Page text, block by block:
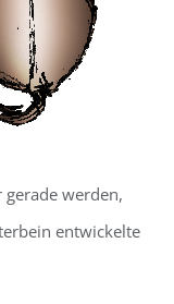
werden,
entwickelte